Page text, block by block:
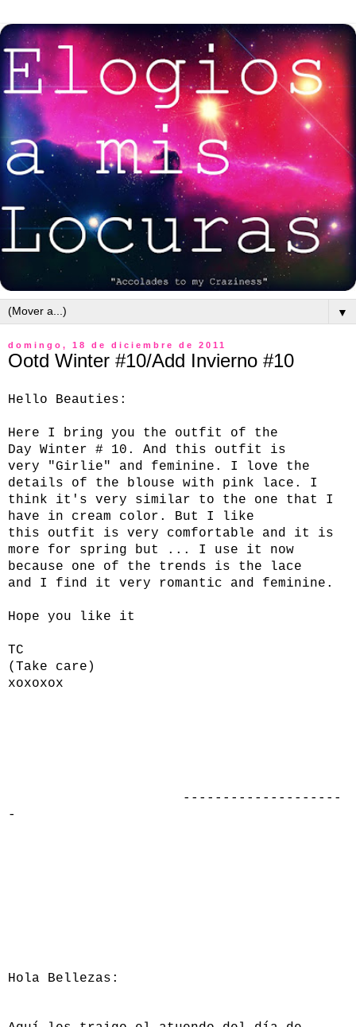
▼
domingo, 18 de diciembre de 2011
Ootd Winter #10/Add Invierno #10
Hello Beauties :
Here I bring you the outfit of the
Day
Winter # 10. And this outfit is
very
"Girlie" and feminine. I love
the
details of the
blouse with pink lace .
I
think it's
very similar to the one that I
have
in cream color.
But I like
this
outfit is very comfortable and it
is
more for spring but ... I use
it now
because
one of the trends is
the lace
and
I find it very romantic and feminine.
Hope you like it
TC
( Take care )
xoxoxox
--------------------
-
Hola Bellezas: